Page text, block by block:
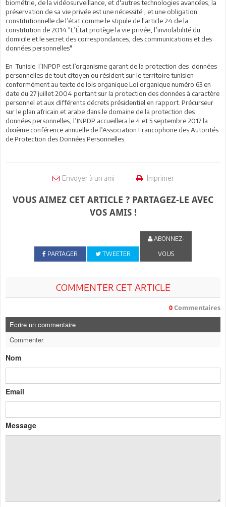
biométrie, de la vidéosurveillance, et d'autres technologies avancées, la
préservation de sa vie privée est une nécessité , et une obligation
constitutionnelle de l’état comme le stipule de l'article 24 de la
constitution de 2014 "L’État protège la vie privée, l’inviolabilité du
domicile et le secret des correspondances, des communications et des
données personnelles"
En Tunisie l’INPDP est l’organisme garant de la protection des données
personnelles de tout citoyen ou résident sur le territoire tunisien
conformément au texte de lois organique Loi organique numéro 63 en
date du 27 juillet 2004 portant sur la protection des données à caractère
personnel et aux différents décrets présidentiel en rapport. Précurseur
sur le plan africain et arabe dans le domaine de la protection des
données personnelles, l’INPDP accueillera le 4 et 5 septembre 2017 la
dixième conférence annuelle de l’Association Francophone des Autorités
de Protection des Données Personnelles.
Envoyer à un ami Imprimer
VOUS AIMEZ CET ARTICLE ? PARTAGEZ-LE AVEC
VOS AMIS !
PARTAGER TWEETER
ABONNEZ-
VOUS
COMMENTER CET ARTICLE
0 Commentaires
Ecrire un commentaire
Commenter
Nom
Email
Message